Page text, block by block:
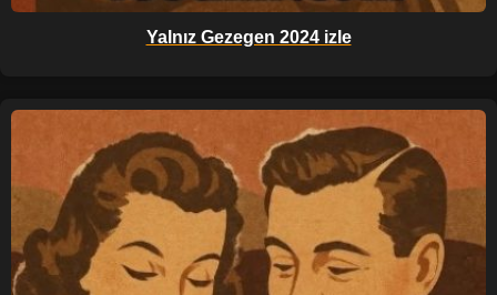
Yalnız Gezegen 2024 izle